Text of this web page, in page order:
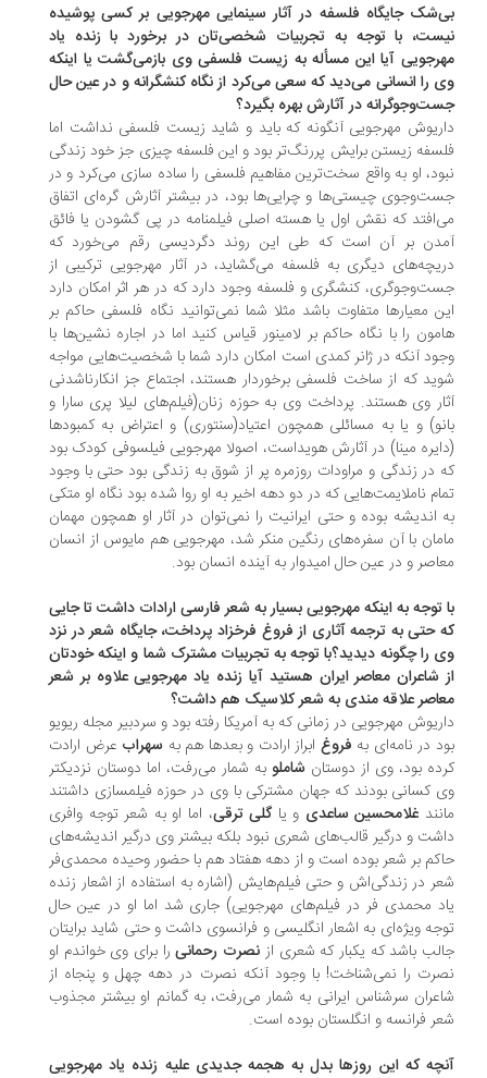
جایگاه فلسفه در آثار سینمایی مهرجویی بر کسی پوشیده
با توجه به تجربیات شخصی‌تان در برخورد با زنده یاد
آیا این مسأله به زیست فلسفی وی بازمی‌گشت یا اینکه
را انسانی می‌دید که سعی می‌کرد از نگاه کنشگرانه و در عین حال
در آثارش بهره بگیرد؟
مهرجویی آنگونه که باید و شاید زیست فلسفی نداشت اما
زیستن برایش پررنگ‌تر بود و این فلسفه چیزی جز خود زندگی
او به واقع سخت‌ترین مفاهیم فلسفی را ساده سازی می‌کرد و در
چیستی‌ها و چرایی‌ها بود، در بیشتر آثارش گره‌ای اتفاق
که نقش اول یا هسته اصلی فیلمنامه در پی گشودن یا فائق
بر آن است که طی این روند دگردیسی رقم می‌خورد که
دیگری به فلسفه می‌گشاید، در آثار مهرجویی ترکیبی از
کنشگری و فلسفه وجود دارد که در هر اثر امکان دارد
معیارها متفاوت باشد مثلا شما نمی‌توانید نگاه فلسفی حاکم بر
را با نگاه حاکم بر لامینور قیاس کنید اما در اجاره نشین‌ها با
آنکه در ژانر کمدی است امکان دارد شما با شخصیت‌هایی مواجه
که از ساخت فلسفی برخوردار هستند، اجتماع جز انکارناشدنی
وی هستند. پرداخت وی به حوزه زنان(فیلم‌های لیلا پری سارا و
و یا به مسائلی همچون اعتیاد(سنتوری) و اعتراض به کمبودها
مینا) در آثارش هویداست، اصولا مهرجویی فیلسوفی کودک بود
در زندگی و مراودات روزمره پر از شوق به زندگی بود حتی با وجود
ناملایمت‌هایی که در دو دهه اخیر به او روا شده بود نگاه او متکی
اندیشه بوده و حتی ایرانیت را نمی‌توان در آثار او همچون مهمان
با آن سفره‌های رنگین منکر شد، مهرجویی هم مایوس از انسان
و در عین حال امیدوار به آینده انسان بود.
توجه به اینکه مهرجویی بسیار به شعر فارسی ارادات داشت تا جایی
حتی به ترجمه آثاری از فروغ فرخزاد پرداخت، جایگاه شعر در نزد
را چگونه دیدید؟با توجه به تجربیات مشترک شما و اینکه خودتان
شاعران معاصر ایران هستید آیا زنده یاد مهرجویی علاوه بر شعر
علاقه مندی به شعر کلاسیک هم داشت؟
مهرجویی در زمانی که به آمریکا رفته بود و سردبیر مجله ریویو
در نامه‌ای بهفروغابراز ارادت و بعدها هم به سهراب عرض ارادت
بود، وی از دوستانشاملوبه شمار می‌رفت، اما دوستان نزدیکتر
کسانی بودند که جهان مشترکی با وی در حوزه فیلمسازی داشتند
غلامحسین ساعدیو یاگلی ترقی، اما او به شعر توجه وافری
و درگیر قالب‌های شعری نبود بلکه بیشتر وی درگیر اندیشه‌های
بر شعر بوده است و از دهه هفتاد هم با حضور وحیده محمدی‌فر
در زندگی‌اش و حتی فیلم‌هایش (اشاره به استفاده از اشعار زنده
محمدی فر در فیلم‌های مهرجویی) جاری شد اما او در عین حال
ویژه‌ای به اشعار انگلیسی و فرانسوی داشت و حتی شاید برایتان
باشد که یکبار که شعری ازنصرت رحمانی را برای وی خواندم او
را نمی‌شناخت! با وجود آنکه نصرت در دهه چهل و پنجاه از
سرشناس ایرانی به شمار می‌رفت، به گمانم او بیشتر مجذوب
فرانسه و انگلستان بوده است.
که این روزها بدل به هجمه جدیدی علیه زنده یاد مهرجویی